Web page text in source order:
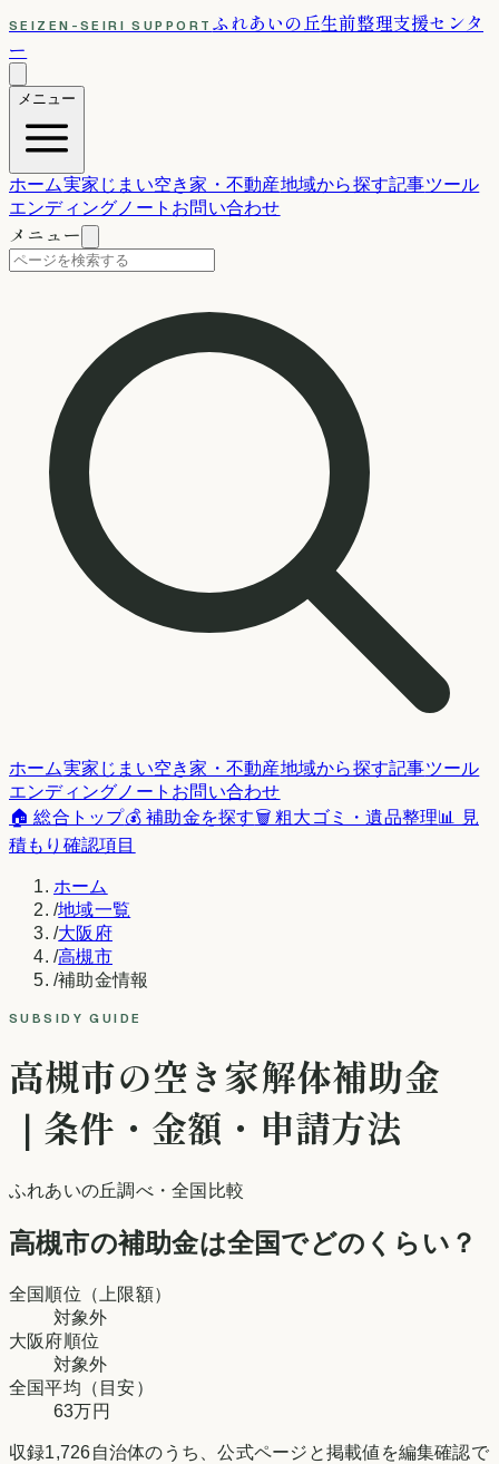
SEIZEN-SEIRI SUPPORT ふれあいの丘生前整理支援センタ
ー
メニュー
ホーム実家じまい空き家・不動産地域から探す記事ツール
エンディングノート お問い合わせ
メニュー
ホーム実家じまい空き家・不動産地域から探す記事ツール
エンディングノート お問い合わせ
🏠 総合トップ💰 補助金を探す🗑️ 粗大ゴミ・遺品整理📊 見
積もり確認項目
ホーム
/地域一覧
/大阪府
/高槻市
/補助金情報
SUBSIDY GUIDE
高槻市の空き家解体補助金
｜条件・金額・申請方法
ふれあいの丘調べ・全国比較
高槻市の補助金は全国でどのくらい？
全国順位（上限額）
対象外
大阪府順位
対象外
全国平均（目安）
63万円
収録1,726自治体のうち、公式ページと掲載値を編集確認で